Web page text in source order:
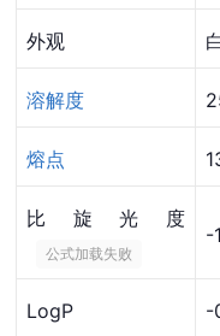
外观
溶解度
熔点
比旋光度
公式加载失败
-
LogP -